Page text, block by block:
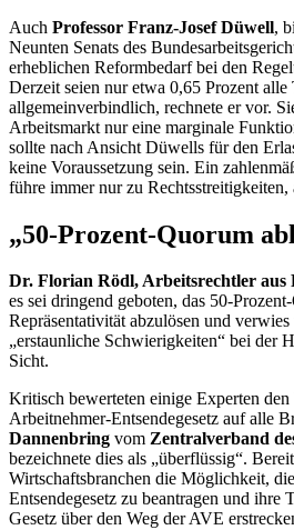
Auch Professor Franz-Josef Düwell,
Neunten Senats des
erheblichen Reformbedarf bei den
Derzeit seien nur etwa 0,65 Prozent alle
allgemeinverbindlich, rechnete er vor.
Arbeitsmarkt nur eine marginale
sollte nach Ansicht Düwells für den
keine Voraussetzung sein. Ein
führe immer nur zu Rechtsstreitigkeiten,
„50-Prozent-Quorum
Dr. Florian Rödl, Arbeitsrechtler
es sei dringend geboten, das 50-
Repräsentativität abzulösen und
„erstaunliche Schwierigkeiten“ bei der
Sicht.
Kritisch bewerteten einige Experten den
Arbeitnehmer-Entsendegesetz auf alle
Dannenbring vom Zentralverband
bezeichnete dies als „überflüssig“.
Wirtschaftsbranchen die Möglichkeit,
Entsendegesetz zu beantragen und ihre
Gesetz über den Weg der AVE